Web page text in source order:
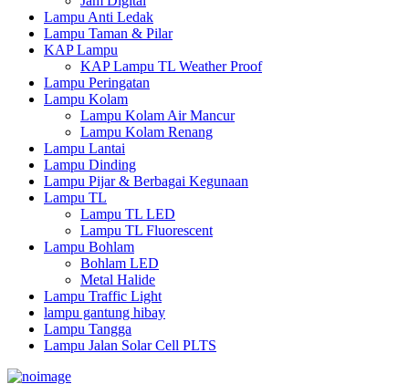
Lampu Anti Ledak
Lampu Taman & Pilar
KAP Lampu
KAP Lampu TL Weather Proof
Lampu Peringatan
Lampu Kolam
Lampu Kolam Air Mancur
Lampu Kolam Renang
Lampu Lantai
Lampu Dinding
Lampu Pijar & Berbagai Kegunaan
Lampu TL
Lampu TL LED
Lampu TL Fluorescent
Lampu Bohlam
Bohlam LED
Metal Halide
Lampu Traffic Light
lampu gantung hibay
Lampu Tangga
Lampu Jalan Solar Cell PLTS